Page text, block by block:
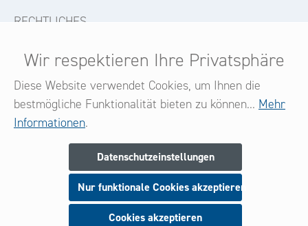
RECHTLICHES
KONTAKT
FOLGE UNS
Melden Sie sich jetzt zu unserem Newsletter an
und seien Sie stets über neue Produkte und Angebote
informiert.
Wir respektieren Ihre Privatsphäre
Diese Website verwendet Cookies, um Ihnen die
bestmögliche Funktionalität bieten zu können... Mehr
Informationen.
Datenschutzeinstellungen
Nur funktionale Cookies akzeptieren
Cookies akzeptieren